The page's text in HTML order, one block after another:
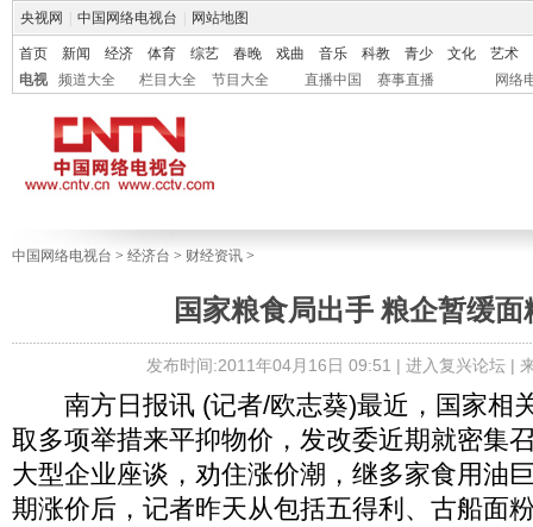
央视网 中国网络电视台 网站地图
首页 新闻 经济 体育 综艺 春晚 戏曲 音乐 科教 青少 文化
艺术
电视
频道大全 栏目大全 节目大全 直播中国 赛事直播 网络
中国网络电视台 > 经济台 > 财经资讯 >
国家粮食局出手 粮企暂缓面
发布时间:2011年04月16日 09:51 | 进入复兴论坛|
南方日报讯 (记者/欧志葵)最近，国家相
取多项举措来平抑物价，发改委近期就密集
大型企业座谈，劝住涨价潮，继多家食用油
期涨价后，记者昨天从包括五得利、古船面